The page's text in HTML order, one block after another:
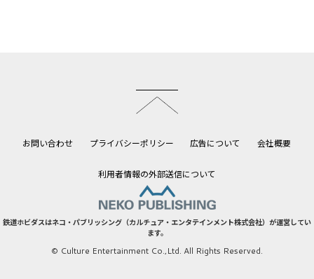
お問い合わせ プライバシーポリシー 広告について 会社概要
利用者情報の外部送信について
鉄道ホビダスはネコ・パブリッシング（カルチュア・エンタテインメント株式会社）が運営してい
ます。
© Culture Entertainment Co.,Ltd. All Rights Reserved.